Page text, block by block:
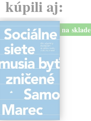
kúpili aj:
na sklade